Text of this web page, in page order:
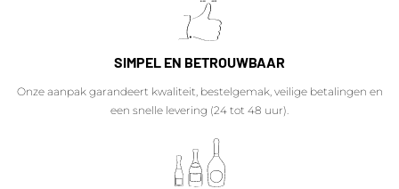
SIMPEL EN BETROUWBAAR
Onze aanpak garandeert kwaliteit, bestelgemak, veilige betalingen en
een snelle levering (24 tot 48 uur).